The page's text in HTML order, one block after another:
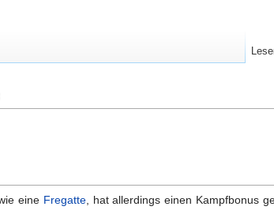
eine Fregatte, hat allerdings einen Kampfbonus